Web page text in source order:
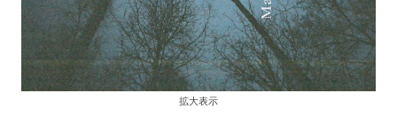
拡大表示